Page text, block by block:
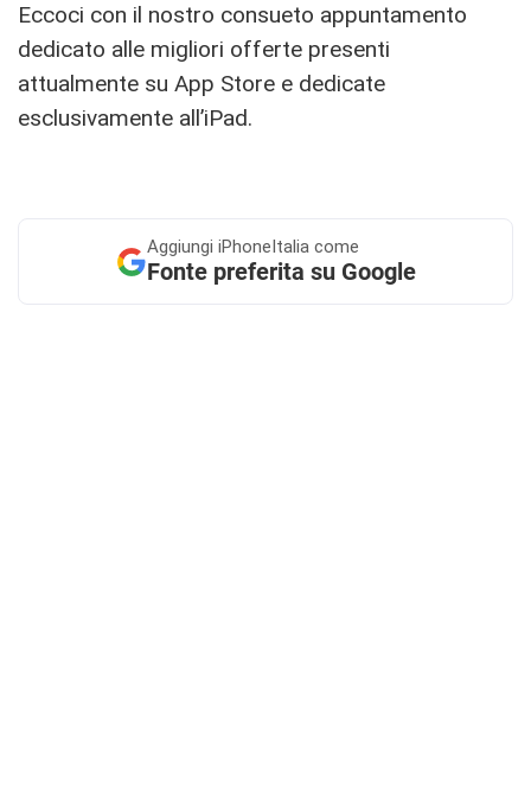
Eccoci con il nostro consueto appuntamento
dedicato alle migliori offerte presenti
attualmente su App Store e dedicate
esclusivamente all’iPad.
Aggiungi iPhoneItalia come
Fonte preferita su Google